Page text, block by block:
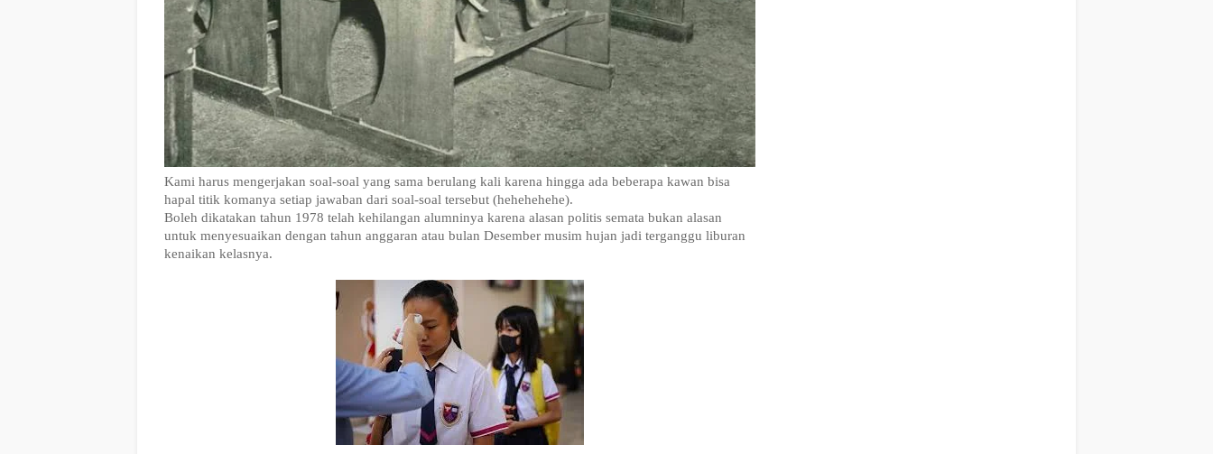
Kami harus mengerjakan soal-soal yang sama berulang kali karena hingga ada beberapa kawan bisa
hapal titik komanya setiap jawaban dari soal-soal tersebut (hehehehehe).
Boleh dikatakan tahun 1978 telah kehilangan alumninya karena alasan politis semata bukan alasan
untuk menyesuaikan dengan tahun anggaran atau bulan Desember musim hujan jadi terganggu liburan
kenaikan kelasnya.